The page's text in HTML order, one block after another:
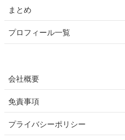
まとめ
プロフィール一覧
会社概要
免責事項
プライバシーポリシー